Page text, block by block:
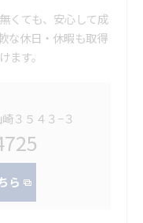
くても、安心して成
な休日・休暇も取得
ます。
３５４３−３
ら